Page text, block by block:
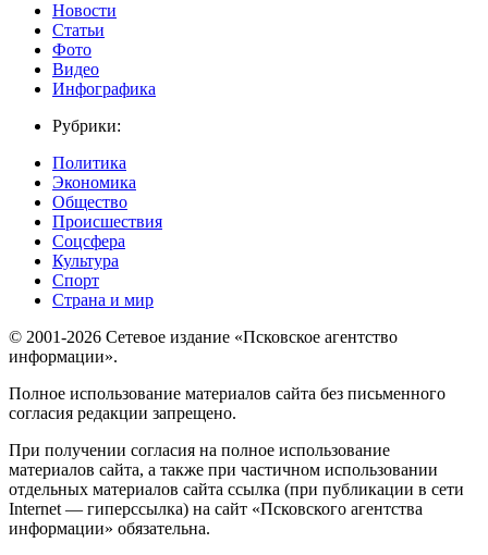
Новости
Статьи
Фото
Видео
Инфографика
Рубрики:
Политика
Экономика
Общество
Происшествия
Соцсфера
Культура
Спорт
Страна и мир
© 2001-2026 Сетевое издание «Псковское агентство
информации».
Полное использование материалов сайта без письменного
согласия редакции запрещено.
При получении согласия на полное использование
материалов сайта, а также при частичном использовании
отдельных материалов сайта ссылка (при публикации в сети
Internet — гиперссылка) на сайт «Псковского агентства
информации» обязательна.